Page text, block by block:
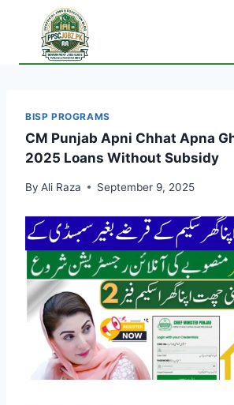
content
BISP PROGRAMS
CM Punjab Apni Chhat Apna
2025 Loans Without Subsidy
By Ali Raza September 9, 2025